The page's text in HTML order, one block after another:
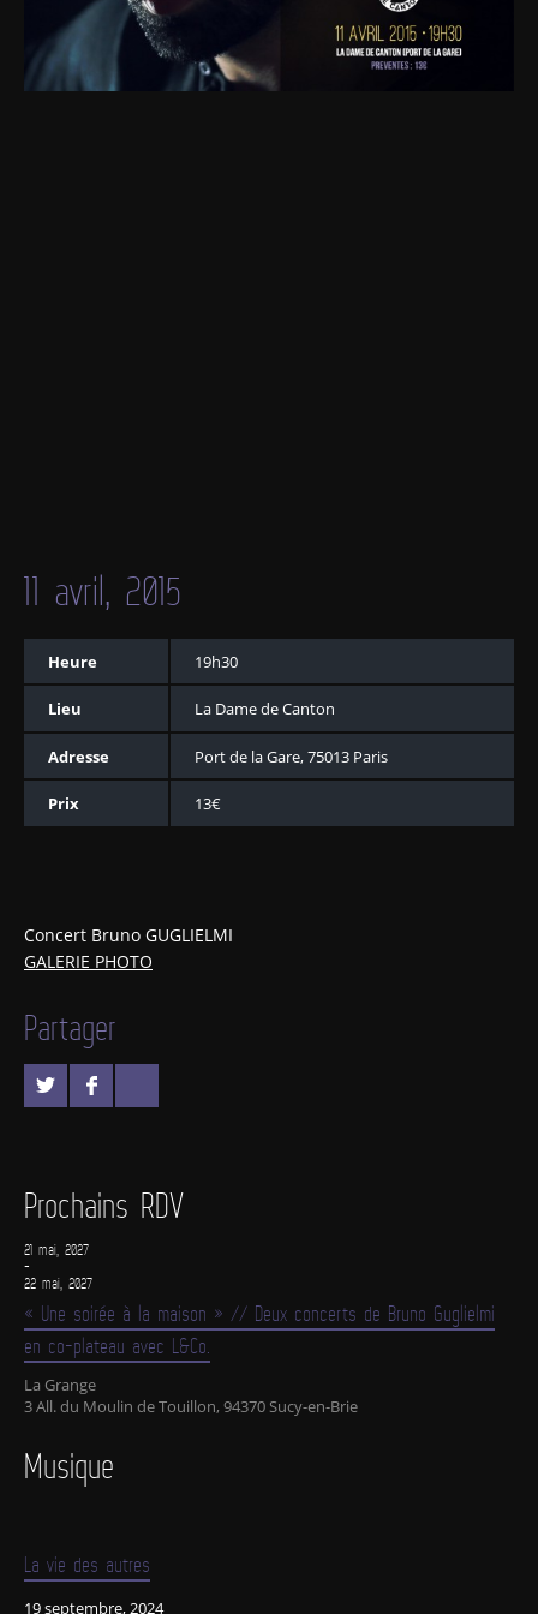
11 avril, 2015
Heure 19h30
Lieu La Dame de Canton
Adresse Port de la Gare, 75013 Paris
Prix 13€
Concert Bruno GUGLIELMI
GALERIE PHOTO
Partager
Prochains RDV
21 mai, 2027
-
22 mai, 2027
« Une soirée à la maison » // Deux concerts de Bruno Guglielmi
en co-plateau avec L&Co.
La Grange
3 All. du Moulin de Touillon, 94370 Sucy-en-Brie
Musique
La vie des autres
19 septembre, 2024